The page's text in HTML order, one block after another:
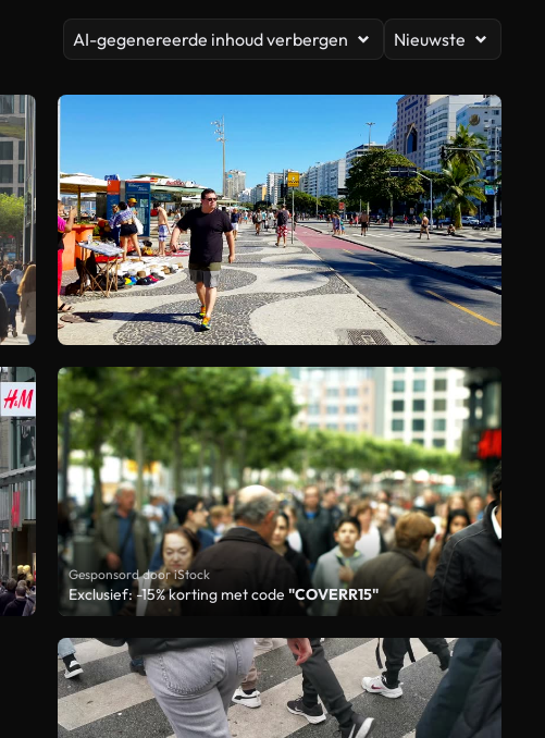
AI-gegenereerde inhoud verbergen Nieuwste
Gesponsord door iStock
Exclusief: -15% korting met code "COVERR15"